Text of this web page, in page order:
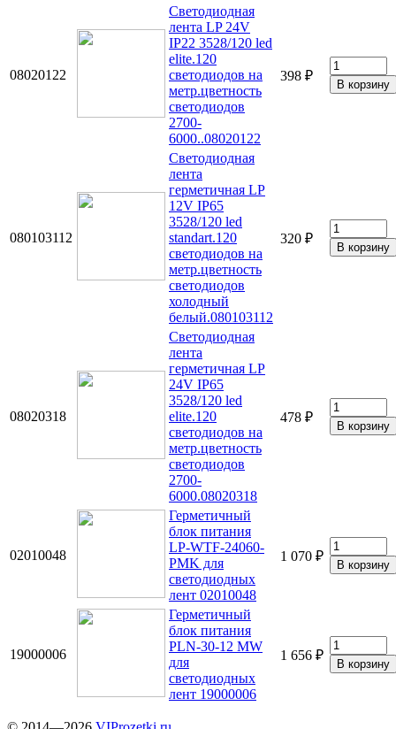
08020122
Светодиодная
лента LP 24V
IP22 3528/120 led
elite.120
светодиодов на
метр.цветность
светодиодов
2700-
6000..08020122
398 ₽
080103112
Светодиодная
лента
герметичная LP
12V IP65
3528/120 led
standart.120
светодиодов на
метр.цветность
светодиодов
холодный
белый.080103112
320 ₽
08020318
Светодиодная
лента
герметичная LP
24V IP65
3528/120 led
elite.120
светодиодов на
метр.цветность
светодиодов
2700-
6000.08020318
478 ₽
02010048
Герметичный
блок питания
LP-WTF-24060-
PMK для
светодиодных
лент 02010048
1 070 ₽
19000006
Герметичный
блок питания
PLN-30-12 MW
для
светодиодных
лент 19000006
1 656 ₽